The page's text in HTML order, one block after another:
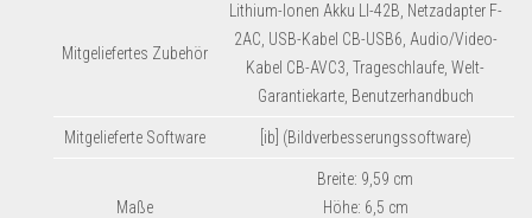
Mitgeliefertes Zubehör
Lithium-Ionen Akku LI-42B, Netzadapter F-
2AC, USB-Kabel CB-USB6, Audio/Video-
Kabel CB-AVC3, Trageschlaufe, Welt-
Garantiekarte, Benutzerhandbuch
Mitgelieferte Software [ib] (Bildverbesserungssoftware)
Maße
Breite: 9,59 cm
Höhe: 6,5 cm